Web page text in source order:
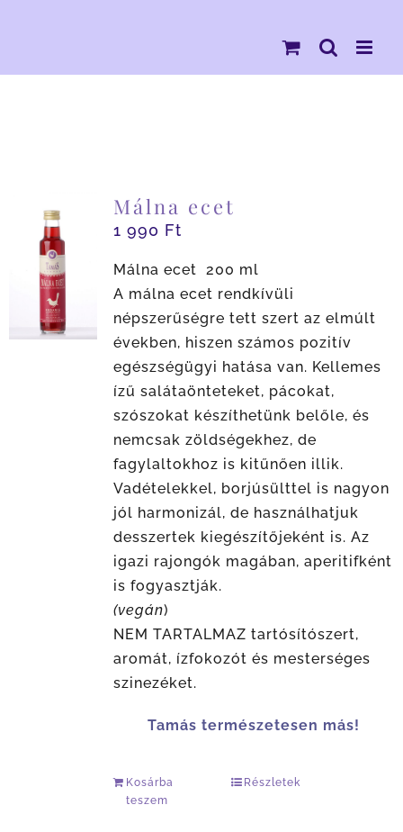
Málna ecet
1 990 Ft
Málna ecet 200 ml
A málna ecet rendkívüli
népszerűségre tett szert az elmúlt
években, hiszen számos pozitív
egészségügyi hatása van. Kellemes
ízű salátaönteteket, pácokat,
szószokat készíthetünk belőle, és
nemcsak zöldségekhez, de
fagylaltokhoz is kitűnően illik.
Vadételekkel, borjúsülttel is nagyon
jól harmonizál, de használhatjuk
desszertek kiegészítőjeként is. Az
igazi rajongók magában, aperitifként
is fogyasztják.
(vegán)
NEM TARTALMAZ tartósítószert,
aromát, ízfokozót és mesterséges
szinezéket.
Tamás természetesen más!
Kosárba
teszem
Részletek